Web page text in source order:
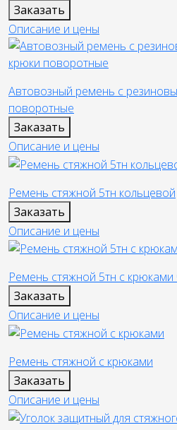
Заказать
Описание и цены
Автовозный ремень с
поворотные
Заказать
Описание и цены
Ремень стяжной 5тн кольцевой
Заказать
Описание и цены
Ремень стяжной 5тн с
Заказать
Описание и цены
Ремень стяжной с крюками
Заказать
Описание и цены